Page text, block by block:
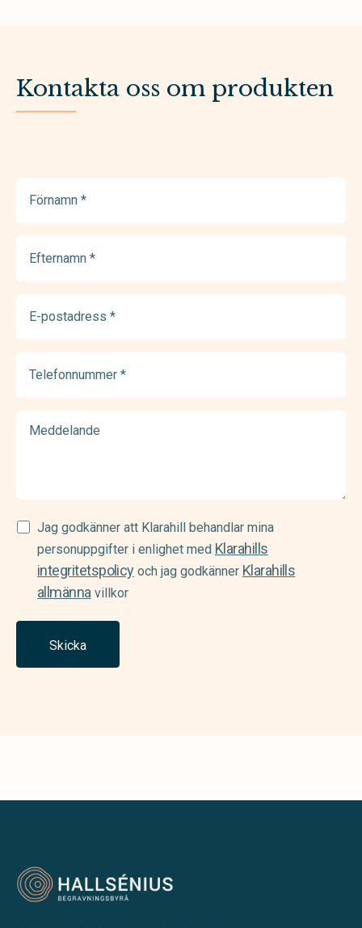
Kontakta oss om produkten
(Required)
(Required)
postadress
(Required)
Samtycke
(Required)
Jag godkänner att Klarahill behandlar mina
personuppgifter i enlighet med Klarahills
integritetspolicyoch jag godkänner Klarahills
allmännavillkor
Skicka